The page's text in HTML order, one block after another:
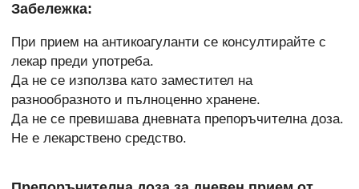
Забележка:
При прием на антикоагуланти се консултирайте с
лекар преди употреба.
Да не се използва като заместител на
разнообразното и пълноценно хранене.
Да не се превишава дневната препоръчителна доза.
Не е лекарствено средство.